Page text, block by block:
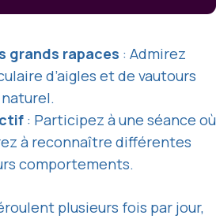
grands rapaces : Admirez
d’aigles et de vautours
: Participez à une séance où
à reconnaître différentes
comportements.
plusieurs fois par jour,